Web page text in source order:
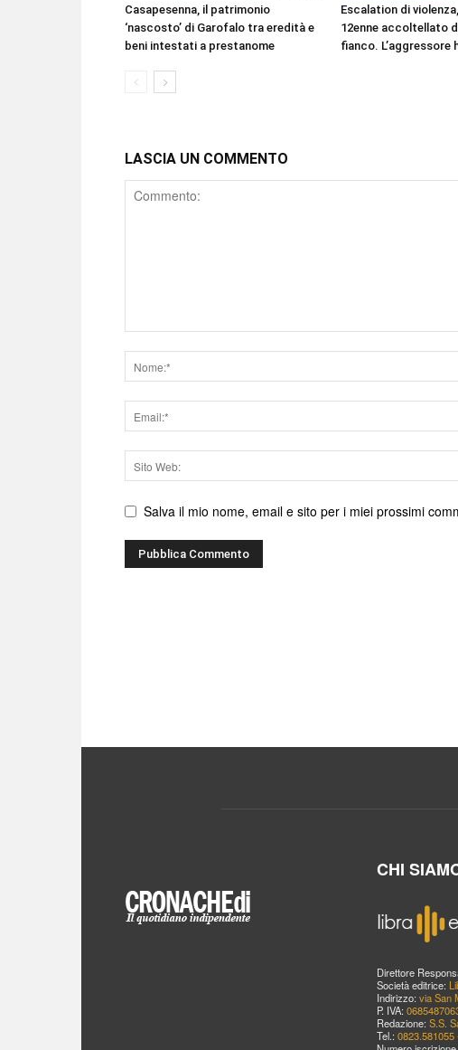
Casapesenna, il patrimonio
‘nascosto’ di Garofalo tra eredità e
beni intestati a prestanome
Escalation di
12enne accoltellato
fianco. L’aggressore
LASCIA UN COMMENTO
Comment
Nome
Email
Sito
web
Salva il mio nome, email e sito per i miei prossimi
CHI
Direttore
Società editrice:
Indirizzo: via San
P. IVA:
Redazione: S.S.
Tel.: